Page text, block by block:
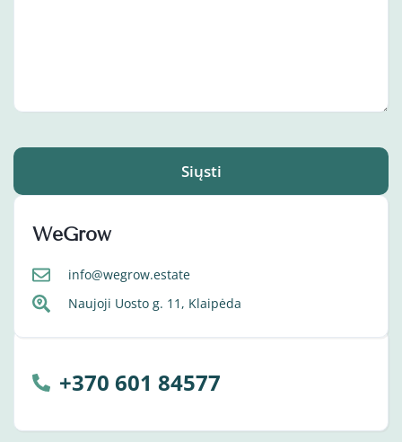
Siųsti
WeGrow
info@wegrow.estate
Naujoji Uosto g. 11, Klaipėda
+370 601 84577